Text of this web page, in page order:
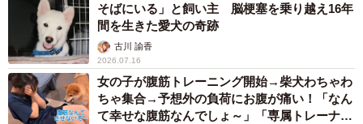
そばにいる」と飼い主 脳梗塞を乗り越え16年
間を生きた愛犬の奇跡
古川 諭香
2026.07.16
女の子が腹筋トレーニング開始→柴犬わちゃわ
ちゃ集合→予想外の負荷にお腹が痛い！「なん
て幸せな腹筋なんでしょ～」「専属トレーナー